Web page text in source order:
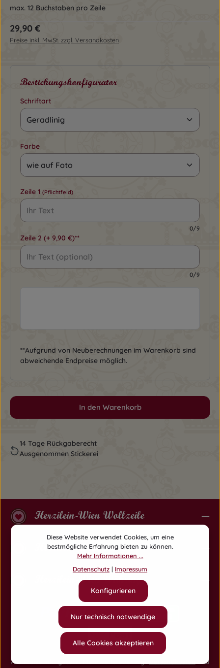
max. 12 Buchstaben pro Zeile
Regulärer Preis:
29,90 €
Preise inkl. MwSt. zzgl. Versandkosten
Bestickungskonfigurator
Schriftart
Farbe
Zeile 1 (Pflichtfeld)
0/9
Zeile 2 (+ 9,90 €)**
0/9
**Aufgrund von Neuberechnungen im Warenkorb sind
abweichende Endpreise möglich.
In den Warenkorb
14 Tage Rückgaberecht
Ausgenommen Stickerei
Herzilein-Wien Wollzeile
Herzilein-Wien Am Hof
Herzilein-Wien Währing
Alle Preise inkl. gesetzl. Mehrwertsteuer zzgl.
und
Diese Website verwendet Cookies, um eine
bestmögliche Erfahrung bieten zu können.
Mehr Informationen ...
Datenschutz | Impressum
Nur technisch notwendige
Konfigurieren
Alle Cookies akzeptieren